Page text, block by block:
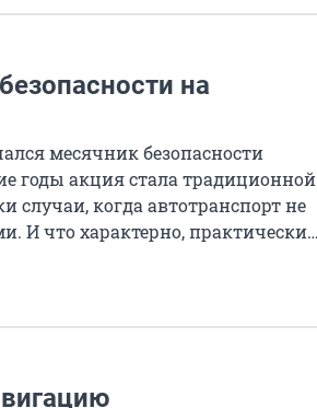
на
месячник безопасности
годы акция стала традиционной
случаи, когда автотранспорт не
И что характерно, практически